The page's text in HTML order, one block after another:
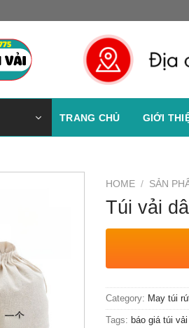
TRANG CHỦ GIỚI
HOME / SẢN
Túi vải
Category: May túi
Tags: báo giá túi